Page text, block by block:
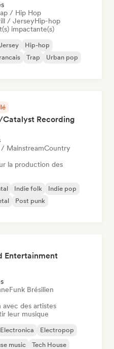
/ Hip Hop
/ JerseyHip-hop
impactante(s)
Hip-hop
Trap
Urban pop
Catalyst Recording
MainstreamCountry
la production des
Indie folk
Indie pop
Post punk
Entertainment
Funk Brésilien
avec des artistes
leur musique
Electronica
Electropop
music Tech House